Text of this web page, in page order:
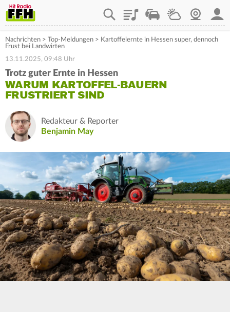
PlaylistStaupilotWetterWebcam
Nachrichten > Top-Meldungen > Kartoffelernte in Hessen super, dennoch
Frust bei Landwirten
13.11.2025, 09:48 Uhr
Trotz guter Ernte in Hessen
WARUM KARTOFFEL-BAUERN
FRUSTRIERT SIND
Redakteur & Reporter
Benjamin May